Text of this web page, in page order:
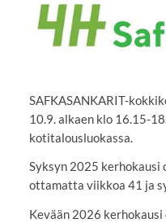
SAFKASANKARIT-
10.9. alkaen klo 16.15-
kotitalousluokassa.
Syksyn 2025 kerhokausi
ottamatta viikkoa 41 ja
Kevään 2026 kerhokausi